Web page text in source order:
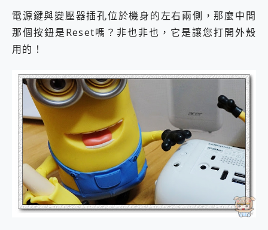
電源鍵與變壓器插孔位於機身的左右兩側，那麼中間
那個按鈕是Reset嗎？非也非也，它是讓您打開外殼
用的！